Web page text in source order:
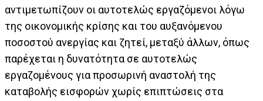
αντιμετωπίζουν οι αυτοτελώς εργαζόμενοι λόγω
της οικονομικής κρίσης και του αυξανόμενου
ποσοστού ανεργίας και ζητεί, μεταξύ άλλων, όπως
παρέχεται η δυνατότητα σε αυτοτελώς
εργαζομένους για προσωρινή αναστολή της
καταβολής εισφορών χωρίς επιπτώσεις στα